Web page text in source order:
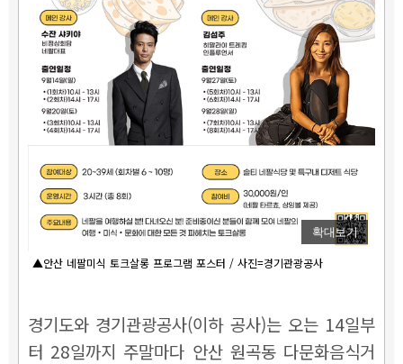
확대보기
▲안산 네팔미식 토크살롱 프로그램 포스터 / 사진=경기관광공사
경기도와 경기관광공사(이하 공사)는 오는 14일부
터 28일까지 주말마다 안산 원곡동 다문화음식거